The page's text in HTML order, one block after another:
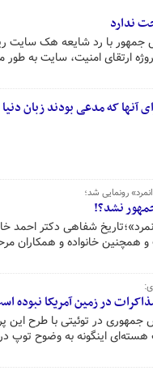
ندارد
جمهور با رد شایعه هک
ارتقای امنیت، سایت به
آنها که مدعی بودند زبان
رونمایی شد؛
نشد؟!
شفاهی دکتر احمد
خانواده و همکاران
در زمین آمریکا نبوده
جمهوری در توئیتی با طرح
هسته‌ای اینگونه به وضوح توپ